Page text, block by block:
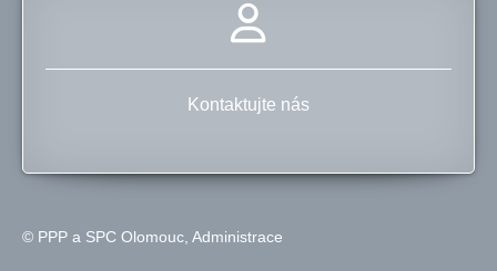
Kontaktujte nás
© PPP a SPC Olomouc, Administrace